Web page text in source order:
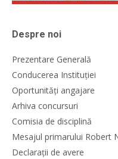
Despre noi
Prezentare Generală
Conducerea Instituției
Oportunități angajare
Arhiva concursuri
Comisia de disciplină
Mesajul primarului Robert
Declarații de avere